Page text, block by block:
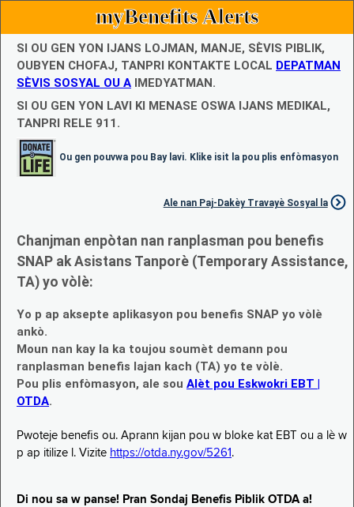
myBenefits Alerts
SI OU GEN YON IJANS LOJMAN, MANJE, SÈVIS PIBLIK,
OUBYEN CHOFAJ, TANPRI KONTAKTE LOCAL DEPATMAN
SÈVIS SOSYAL OU A IMEDYATMAN.
SI OU GEN YON LAVI KI MENASE OSWA IJANS MEDIKAL,
TANPRI RELE 911.
Ou gen pouvwa pou Bay lavi. Klike isit la pou plis enfòmasyon
Ale nan Paj-Dakèy Travayè Sosyal la
Chanjman enpòtan nan ranplasman pou benefis
SNAP ak Asistans Tanporè (Temporary Assistance,
TA) yo vòlè:
Yo p ap aksepte aplikasyon pou benefis SNAP yo vòlè
ankò.
Moun nan kay la ka toujou soumèt demann pou
ranplasman benefis lajan kach (TA) yo te vòlè.
Pou plis enfòmasyon, ale sou Alèt pou Eskwokri EBT |
OTDA.
Pwoteje benefis ou. Aprann kijan pou w bloke kat EBT ou a lè w
p ap itilize l. Vizite https://otda.ny.gov/5261 .
Di nou sa w panse! Pran Sondaj Benefis Piblik OTDA a!